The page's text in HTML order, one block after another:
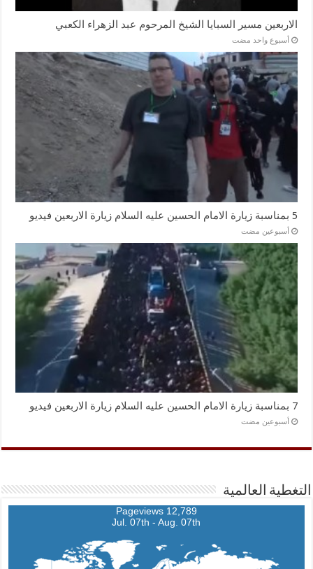
الاربعين مسير السبايا الشيخ المرحوم عبد الزهراء الكعبي
‏أسبوع واحد مضت
5 بمناسبة زيارة الامام الحسين عليه السلام زيارة الاربعين فيديو
‏أسبوعين مضت
7 بمناسبة زيارة الامام الحسين عليه السلام زيارة الاربعين فيديو
‏أسبوعين مضت
التغطية العالمية
12,789 Pageviews
Jul. 07th - Aug. 07th